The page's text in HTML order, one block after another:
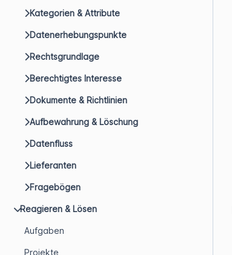
Kategorien & Attribute
Datenerhebungspunkte
Rechtsgrundlage
Berechtigtes Interesse
Dokumente & Richtlinien
Aufbewahrung & Löschung
Datenfluss
Lieferanten
Fragebögen
Reagieren & Lösen
Aufgaben
Projekte